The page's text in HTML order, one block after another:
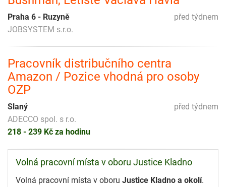
před týdnem
Praha 6 - Ruzyně
JOBSYSTEM s.r.o.
Pracovník distribučního centra
Amazon / Pozice vhodná pro osoby
OZP
před týdnem
Slaný
ADECCO spol. s r.o.
218 - 239 Kč za hodinu
Volná pracovní místa v oboru Justice Kladno
Volná pracovní místa v oboru Justice Kladno a okolí.